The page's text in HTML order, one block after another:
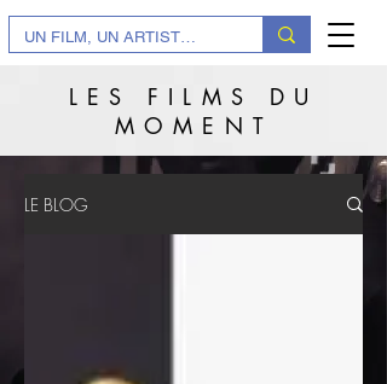
LES FILMS DU
MOMENT
LE BLOG